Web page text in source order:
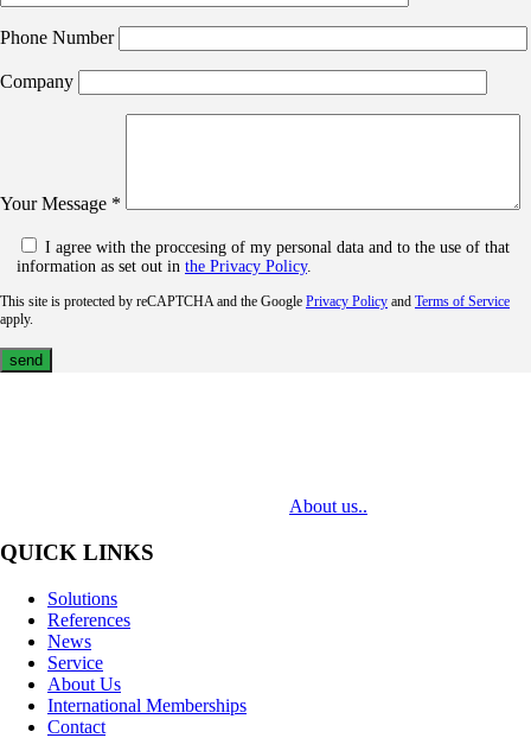
Phone Number
Company
Your Message *
I agree with the proccesing of my personal data and to the use of that
information as set out in the Privacy Policy.
This site is protected by reCAPTCHA and the Google Privacy Policy and Terms of Service
apply.
About us..
QUICK LINKS
Solutions
References
News
Service
About Us
International Memberships
Contact